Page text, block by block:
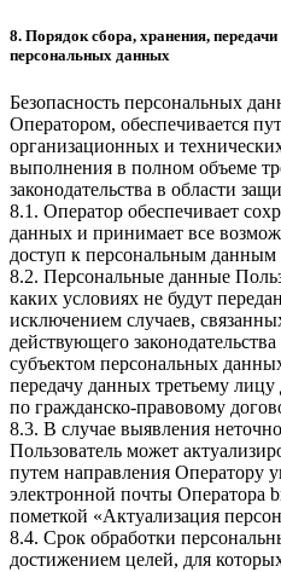
8. Порядок сбора, хранения,
персональных данных
Безопасность персональных
Оператором, обеспечивается
организационных и
выполнения в полном объеме
законодательства в области
8.1. Оператор обеспечивает
данных и принимает все
доступ к персональным
8.2. Персональные данные
каких условиях не будут
исключением случаев,
действующего
субъектом персональных
передачу данных третьему лицу
по гражданско-правовому
8.3. В случае выявления
Пользователь может
путем направления Оператору
электронной почты Оператора
пометкой «Актуализация
8.4. Срок обработки
достижением целей, для